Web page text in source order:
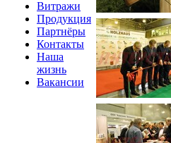
Витражи
Продукция
Партнёры
Контакты
Наша
жизнь
Вакансии